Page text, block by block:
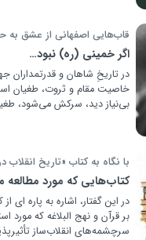
قاب‌هایی اصفهانی از عشق به
اگر خمینی (ره) نبود…
در تاریخِ شاهان و
بی‌نیاز دید، سرکش می‌شود،
با نگاه به کتاب «تاریخ انقلاب
کتاب‌هایی که مورد مطالعه
در این گفتار، اشاره به پاره
بر قرآن و نهج البلاغه که مورد
سرچشمه‌های انقلاب‌ساز